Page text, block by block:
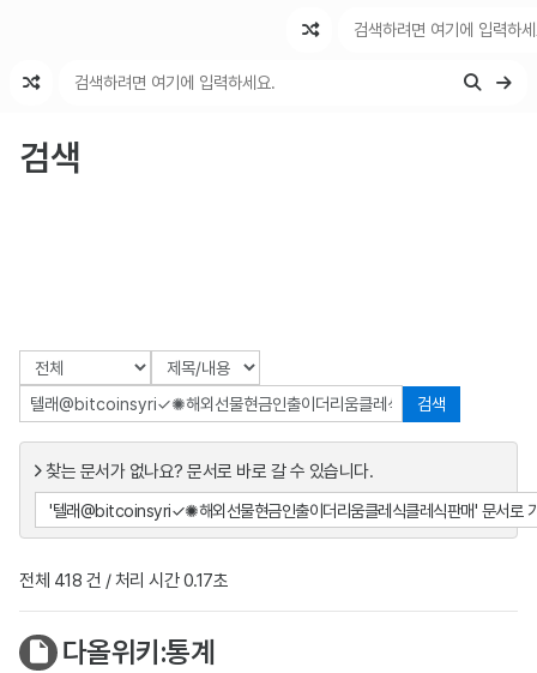
검색
검색
찾는 문서가 없나요? 문서로 바로 갈 수 있습니다.
'텔래@bitcoinsyri✓✺해외선물현금인출이더리움클레식클레식판매' 문서로
전체 418 건 / 처리 시간 0.17초
다올위키:통계